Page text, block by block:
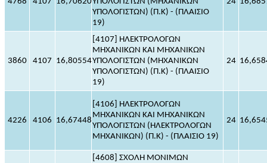
ΥΠΟΛΟΓΙΣΤΩΝ) (Π.Κ) - (ΠΛΑΙΣΙΟ
19)
3860 4107 16,80554
[4107] ΗΛΕΚΤΡΟΛΟΓΩΝ
ΜΗΧΑΝΙΚΩΝ ΚΑΙ ΜΗΧΑΝΙΚΩΝ
ΥΠΟΛΟΓΙΣΤΩΝ (ΜΗΧΑΝΙΚΩΝ
ΥΠΟΛΟΓΙΣΤΩΝ) (Π.Κ) - (ΠΛΑΙΣΙΟ
19)
24
4226 4106 16,67448
[4106] ΗΛΕΚΤΡΟΛΟΓΩΝ
ΜΗΧΑΝΙΚΩΝ ΚΑΙ ΜΗΧΑΝΙΚΩΝ
ΥΠΟΛΟΓΙΣΤΩΝ (ΗΛΕΚΤΡΟΛΟΓΩΝ
ΜΗΧΑΝΙΚΩΝ) (Π.Κ) - (ΠΛΑΙΣΙΟ 19)
24
[4608] ΣΧΟΛΗ ΜΟΝΙΜΩΝ